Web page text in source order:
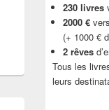
230 livres
2000 €
(+ 1000 €
2 rêves
Tous les
leurs